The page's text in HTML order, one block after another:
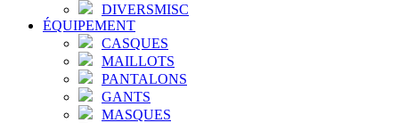
DIVERSMISC
ÉQUIPEMENT
CASQUES
MAILLOTS
PANTALONS
GANTS
MASQUES